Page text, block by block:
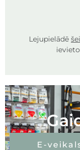
Lejupielādē
E-